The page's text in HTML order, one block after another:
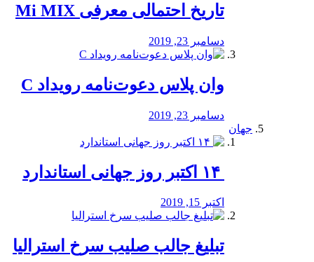
تاریخ احتمالی معرفی Mi MIX
دسامبر 23, 2019
وان پلاس دعوت‌نامه رویداد C
دسامبر 23, 2019
جهان
اکتبر 15, 2019
تبلیغ جالب صلیب سرخ استرالیا